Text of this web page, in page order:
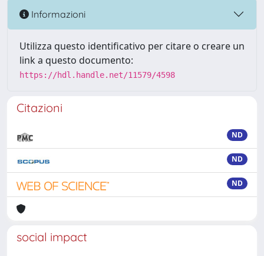
Informazioni
Utilizza questo identificativo per citare o creare un
link a questo documento:
https://hdl.handle.net/11579/4598
Citazioni
ND
ND
ND
social impact